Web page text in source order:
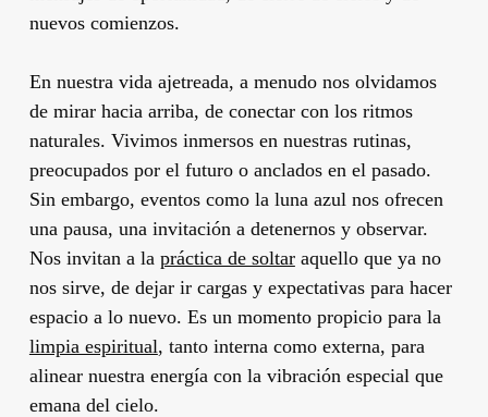
nuevos comienzos.
En nuestra vida ajetreada, a menudo nos olvidamos
de mirar hacia arriba, de conectar con los ritmos
naturales. Vivimos inmersos en nuestras rutinas,
preocupados por el futuro o anclados en el pasado.
Sin embargo, eventos como la luna azul nos ofrecen
una pausa, una invitación a detenernos y observar.
Nos invitan a la práctica de soltaraquello que ya no
nos sirve, de dejar ir cargas y expectativas para hacer
espacio a lo nuevo. Es un momento propicio para la
limpia espiritual, tanto interna como externa, para
alinear nuestra energía con la vibración especial que
emana del cielo.